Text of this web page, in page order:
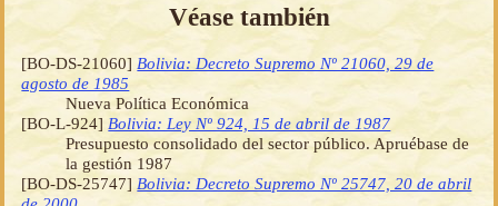
Véase también
[BO-DS-21060] Bolivia: Decreto Supremo Nº 21060, 29 de
agosto de 1985
Nueva Política Económica
[BO-L-924] Bolivia: Ley Nº 924, 15 de abril de 1987
Presupuesto consolidado del sector público. Apruébase de
la gestión 1987
[BO-DS-25747] Bolivia: Decreto Supremo Nº 25747, 20 de abril